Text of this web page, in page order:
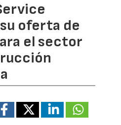
oferta de
el sector